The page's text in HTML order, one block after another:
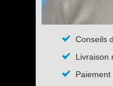
Conseils
Livraison